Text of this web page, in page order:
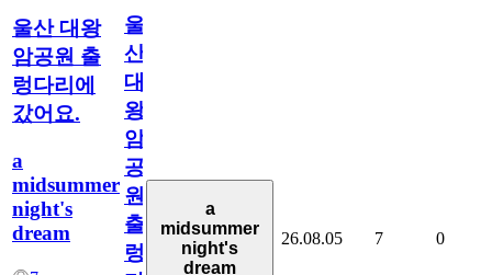
울산 대왕
암공원 출
렁다리에
갔어요.
a
midsummer
night's
dream
울
산
대
왕
암
공
원
출
렁
a
midsummer
night's
dream
26.08.05 7 0